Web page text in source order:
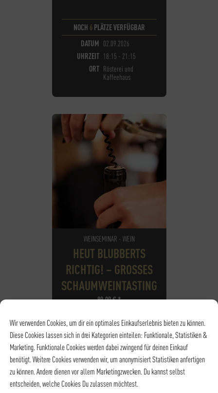
Wir verwenden Cookies, um dir ein optimales Einkaufserlebnis bieten zu können.
Diese Cookies lassen sich in drei Kategorien einteilen: Funktionale, Statistiken &
Marketing. Funktionale Cookies werden dabei zwingend für deinen Einkauf
benötigt. Weitere Cookies verwenden wir, um anonymisiert Statistiken anfertigen
zu können. Andere dienen vor allem Marketingzwecken. Du kannst selbst
entscheiden, welche Cookies Du zulassen möchtest.
NOCH 6PLÄTZE VERFÜGBAR
DATUM 02.09.2026
UHRZEIT 18:15 - 21:15
ORT Rösterei und
Kaffeehaus
WEINSEMINAR - WEIN
HEUT BLUBBERTS
RICHTIG! – GROSSES S
CHAUMWEINTASTING
89,00€*
DATUM 04.09.2026
UHRZEIT 18:30 - 21:00
ORT Stammhaus |
Weinkeller